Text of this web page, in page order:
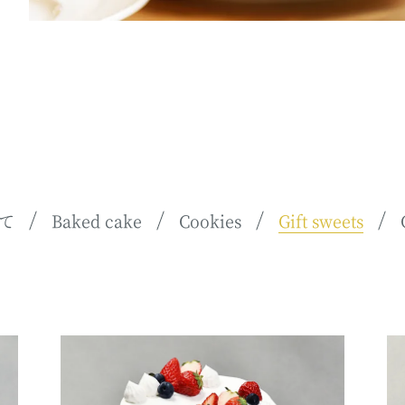
Baked cake Cookies Gift sweets